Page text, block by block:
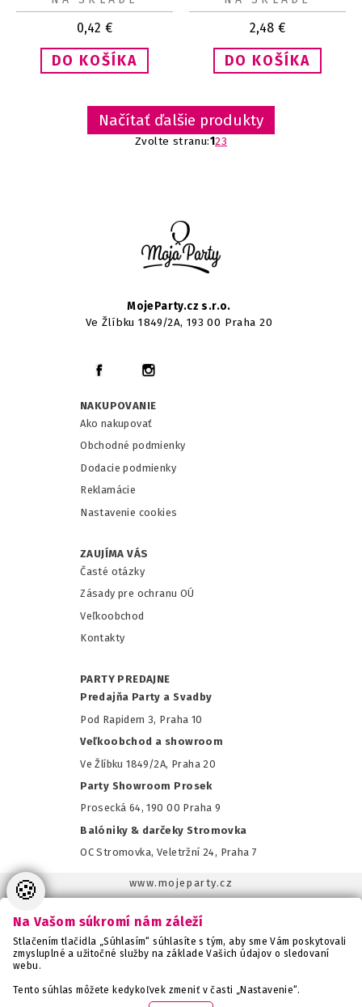
0,42 € 2,48 €
Načítať ďalšie produkty
Zvolte stranu:123
MojeParty.cz s.r.o.
Ve Žlíbku 1849/2A, 193 00 Praha 20
NAKUPOVANIE
Ako nakupovať
Obchodné podmienky
Dodacie podmienky
Reklamácie
Nastavenie cookies
ZAUJÍMA VÁS
Časté otázky
Zásady pre ochranu OÚ
Veľkoobchod
Kontakty
PARTY PREDAJNE
Predajňa Party a Svadby
Pod Rapidem 3, Praha 10
Veľkoobchod a showroom
Ve Žlíbku 1849/2A, Praha 20
Party Showroom Prosek
Prosecká 64, 190 00 Praha 9
Balóniky & darčeky Stromovka
OC Stromovka, Veletržní 24, Praha 7
www.mojeparty.cz
www.svatebnivyzdoba.cz
www.detskaparty.cz
www.potiskbalonku.cz
🍪
Na Vašom súkromí nám záleží
Stlačením tlačidla „Súhlasím“ súhlasíte s tým, aby sme Vám poskytovali
zmysluplné a užitočné služby na základe Vašich údajov o sledovaní
webu.
Tento súhlas môžete kedykoľvek zmeniť v časti „Nastavenie“.